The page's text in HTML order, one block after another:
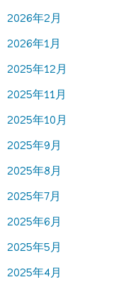
2026年2月
2026年1月
2025年12月
2025年11月
2025年10月
2025年9月
2025年8月
2025年7月
2025年6月
2025年5月
2025年4月